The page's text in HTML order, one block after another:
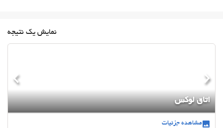
نمایش یک نتیجه
اتاق لوکس
مشاهده جزئیات